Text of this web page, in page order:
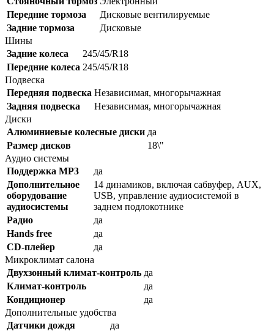
Передние тормоза
Дисковые вентилируемые
Задние тормоза
Дисковые
Шины
Задние колеса
245/45/R18
Передние колеса 245/45/R18
Подвеска
Передняя подвеска Независимая, многорычажная
Задняя подвеска
Независимая, многорычажная
Диски
Алюминиевые колесные диски да
Размер дисков
18\"
Аудио системы
Поддержка MP3
да
Дополнительное
оборудование
аудиосистемы
14 динамиков, включая сабвуфер, AUX,
USB, управление аудиосистемой в
заднем подлокотнике
Радио
да
Hands free
да
CD-плейер
да
Микроклимат салона
Двухзонный климат-контроль да
Климат-контроль
да
Кондиционер
да
Дополнительные удобства
Датчики дождя
да